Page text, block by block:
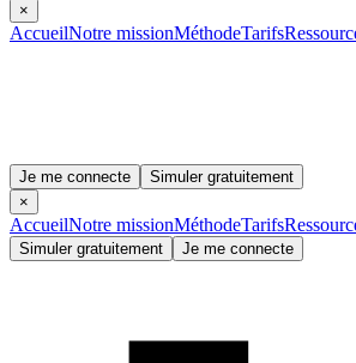
×
AccueilNotre missionMéthodeTarifs
Je me connecte
Simuler gratuitement
×
AccueilNotre missionMéthodeTarifs
Simuler gratuitement Je me connecte